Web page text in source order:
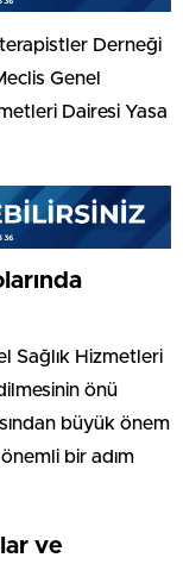
Derneği
Genel
Dairesi Yasa
Sağlık Hizmetleri
önü
büyük önem
bir adım
ve